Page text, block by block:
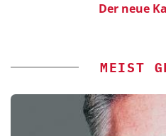
Der neue
MEIST